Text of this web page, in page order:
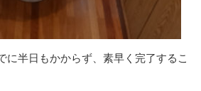
に半日もかからず、素早く完了するこ